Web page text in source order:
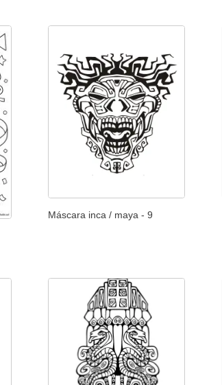
Máscara inca / maya - 9